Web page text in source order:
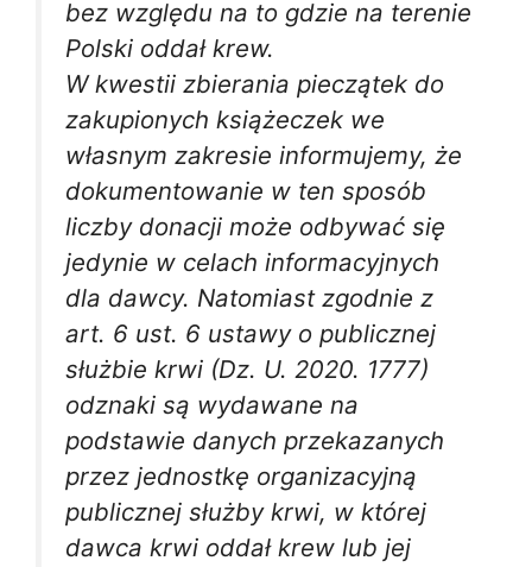
bez względu na to gdzie na terenie
Polski oddał krew.
W kwestii zbierania pieczątek do
zakupionych książeczek we
własnym zakresie informujemy, że
dokumentowanie w ten sposób
liczby donacji może odbywać się
jedynie w celach informacyjnych
dla dawcy. Natomiast zgodnie z
art. 6 ust. 6 ustawy o publicznej
służbie krwi (Dz. U. 2020. 1777)
odznaki są wydawane na
podstawie danych przekazanych
przez jednostkę organizacyjną
publicznej służby krwi, w której
dawca krwi oddał krew lub jej